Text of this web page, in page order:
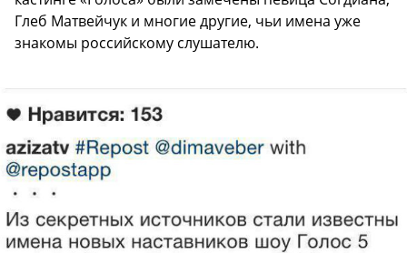
Глеб Матвейчук и многие другие, чьи имена уже
знакомы российскому слушателю.